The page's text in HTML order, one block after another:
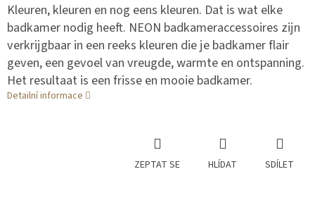
Kleuren, kleuren en nog eens kleuren. Dat is wat elke
badkamer nodig heeft. NEON badkameraccessoires zijn
verkrijgbaar in een reeks kleuren die je badkamer flair
geven, een gevoel van vreugde, warmte en ontspanning.
Het resultaat is een frisse en mooie badkamer.
Detailní informace
ZEPTAT SE HLÍDAT SDÍLET